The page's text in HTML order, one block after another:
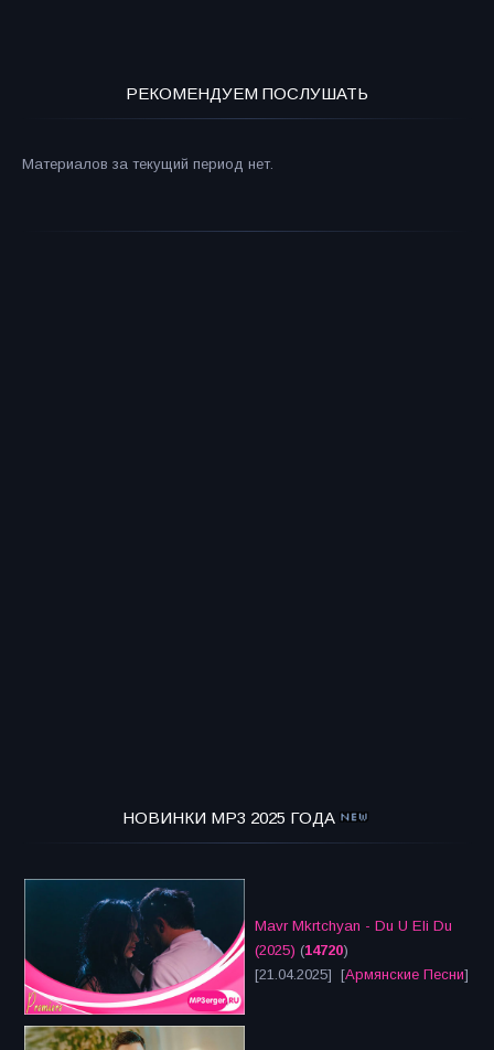
РЕКОМЕНДУЕМ ПОСЛУШАТЬ
Материалов за текущий период нет.
НОВИНКИ MP3 2025 ГОДА
Mavr Mkrtchyan - Du U Eli Du
(2025) (14720)
[21.04.2025] [Армянские Песни]